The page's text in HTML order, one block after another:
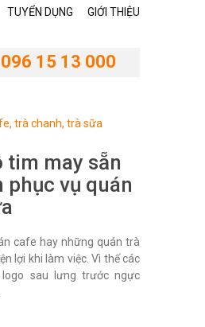
TUYỂN DỤNG GIỚI THIỆU
096 15 13 000
trà chanh, trà sữa
tim may sẵn
phục vụ quán
cafe hay những quán trà
lợi khi làm việc. Vì thế các
sau lưng trước ngực